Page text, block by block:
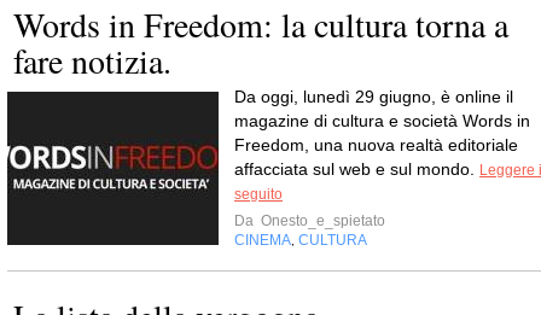
Words in Freedom: la cultura torna a
fare notizia.
Da oggi, lunedì 29 giugno, è online il
magazine di cultura e società Words in
Freedom, una nuova realtà editoriale
affacciata sul web e sul mondo.
Leggere
seguito
Da Onesto_e_spietato
CINEMA CULTURA